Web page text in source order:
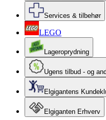
Services & tilbehør
LEGO
Lageroprydning
Ugens tilbud - og
Elgigantens
Elgiganten Erhverv